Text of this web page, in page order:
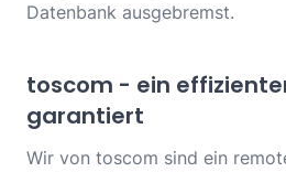
Datenbank ausgebremst.
toscom - ein
garantiert
Wir von toscom sind ein